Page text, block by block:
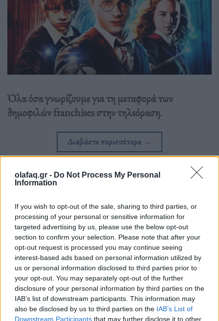
olafaq.gr - Do Not Process My Personal
Information
If you wish to opt-out of the sale, sharing to third parties, or
processing of your personal or sensitive information for
targeted advertising by us, please use the below opt-out
section to confirm your selection. Please note that after your
opt-out request is processed you may continue seeing
interest-based ads based on personal information utilized by
us or personal information disclosed to third parties prior to
your opt-out. You may separately opt-out of the further
disclosure of your personal information by third parties on the
IAB’s list of downstream participants. This information may
also be disclosed by us to third parties on the IAB’s List of
Downstream Participants that may further disclose it to other
Όλα όσα γνωρίζουμε για τη μεταφορά των
δημοφιλών franchises στην τηλεόραση.
Διαβάστε περισσότερα →
Τηλεοπτική Σειρά
Δείτε επίσης